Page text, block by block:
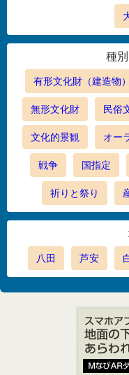
種
有形文化財（建造物）
無形文化財 民俗
文化的景観 オー
戦争 国指定
祈りと祭り
八田 芦安